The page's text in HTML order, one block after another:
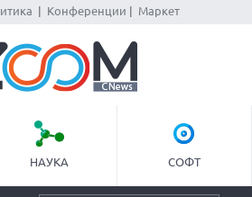
Конференции Маркет
НАУКА СОФТ